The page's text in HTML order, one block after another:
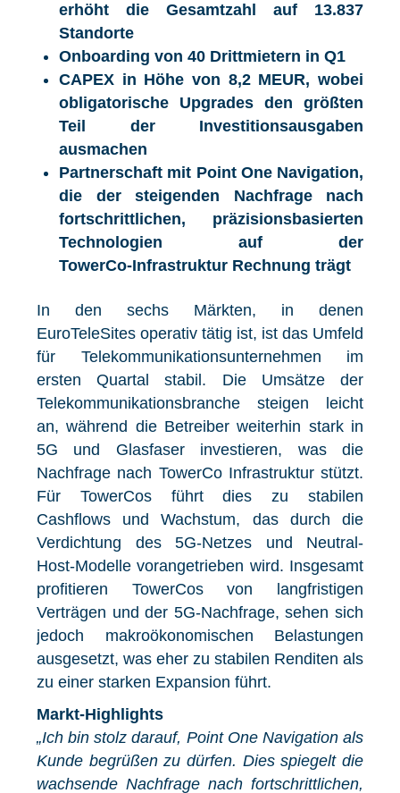
erhöht die Gesamtzahl auf 13.837
Standorte
Onboarding von 40 Drittmietern in Q1
CAPEX in Höhe von 8,2 MEUR, wobei
obligatorische Upgrades den größten
Teil der Investitionsausgaben
ausmachen
Partnerschaft mit Point One Navigation,
die der steigenden Nachfrage nach
fortschrittlichen, präzisionsbasierten
Technologien auf der
TowerCo‑Infrastruktur Rechnung trägt
In den sechs Märkten, in denen
EuroTeleSites operativ tätig ist, ist das Umfeld
für Telekommunikationsunternehmen im
ersten Quartal stabil. Die Umsätze der
Telekommunikationsbranche steigen leicht
an, während die Betreiber weiterhin stark in
5G und Glasfaser investieren, was die
Nachfrage nach TowerCo Infrastruktur stützt.
Für TowerCos führt dies zu stabilen
Cashflows und Wachstum, das durch die
Verdichtung des 5G-Netzes und Neutral-
Host-Modelle vorangetrieben wird. Insgesamt
profitieren TowerCos von langfristigen
Verträgen und der 5G-Nachfrage, sehen sich
jedoch makroökonomischen Belastungen
ausgesetzt, was eher zu stabilen Renditen als
zu einer starken Expansion führt.
Markt-Highlights
„Ich bin stolz darauf, Point One Navigation als
Kunde begrüßen zu dürfen. Dies spiegelt die
wachsende Nachfrage nach fortschrittlichen,